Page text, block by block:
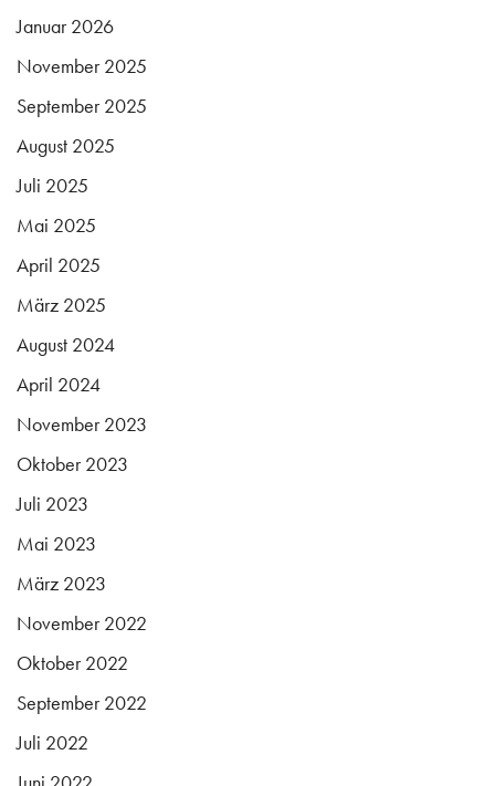
Januar 2026
November 2025
September 2025
August 2025
Juli 2025
Mai 2025
April 2025
März 2025
August 2024
April 2024
November 2023
Oktober 2023
Juli 2023
Mai 2023
März 2023
November 2022
Oktober 2022
September 2022
Juli 2022